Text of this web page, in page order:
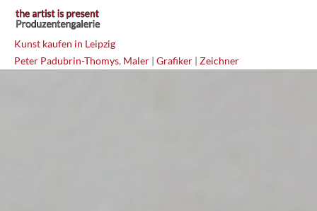
Kunst kaufen in Leipzig
Peter Padubrin-Thomys, Maler | Grafiker | Zeichner